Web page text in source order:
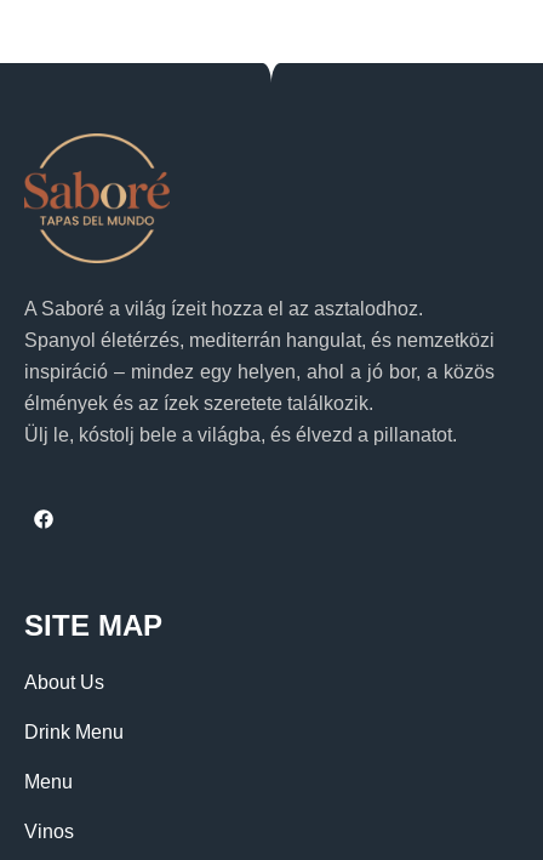
A Saboré a világ ízeit hozza el az asztalodhoz.
Spanyol életérzés, mediterrán hangulat, és nemzetközi
inspiráció – mindez egy helyen, ahol a jó bor, a közös
élmények és az ízek szeretete találkozik.
Ülj le, kóstolj bele a világba, és élvezd a pillanatot.
SITE MAP
About Us
Drink Menu
Menu
Vinos